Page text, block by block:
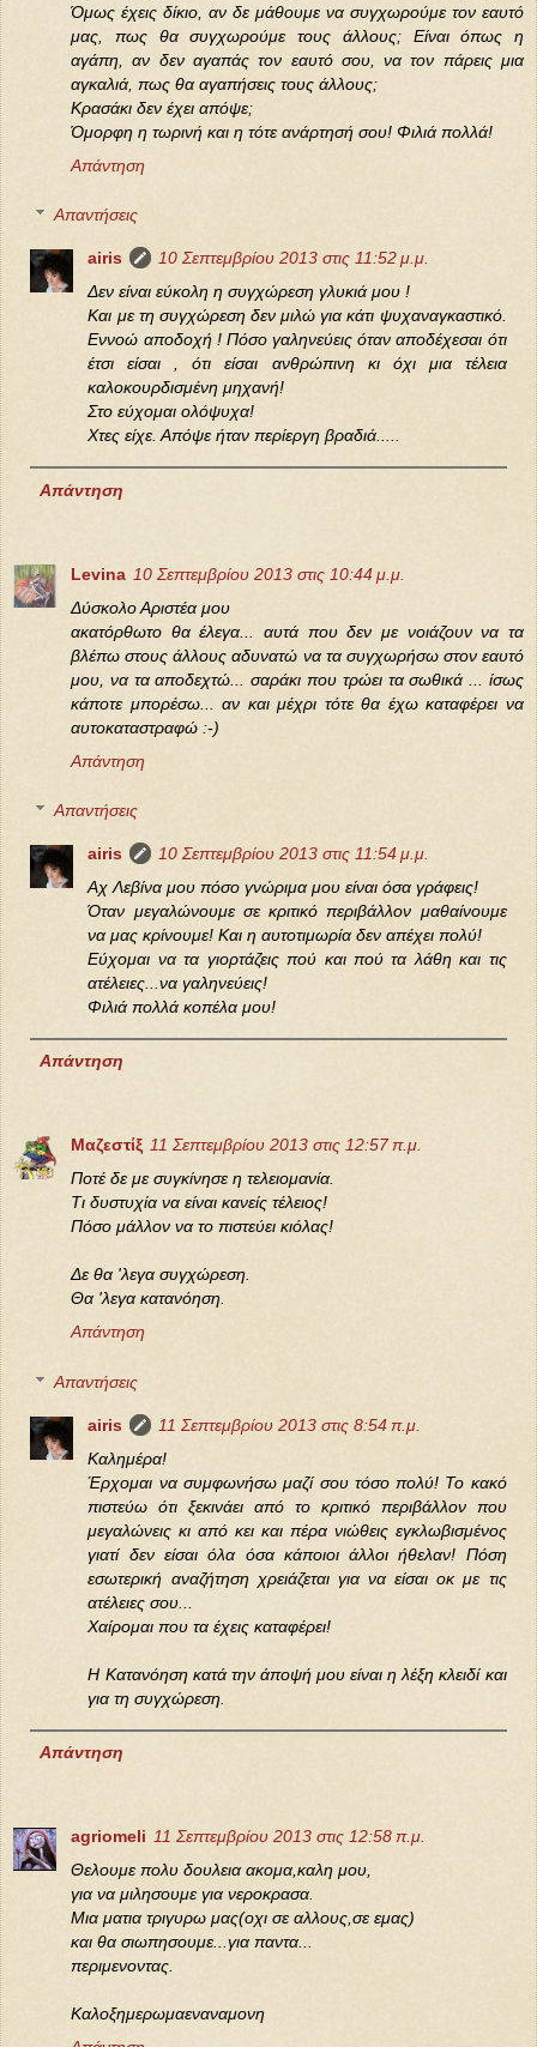
Όμως έχεις δίκιο, αν δε μάθουμε να συγχωρούμε τον εαυτό
μας, πως θα συγχωρούμε τους άλλους; Είναι όπως η
αγάπη, αν δεν αγαπάς τον εαυτό σου, να τον πάρεις μια
αγκαλιά, πως θα αγαπήσεις τους άλλους;
Κρασάκι δεν έχει απόψε;
Όμορφη η τωρινή και η τότε ανάρτησή σου! Φιλιά πολλά!
Απάντηση
Απαντήσεις
airis
10 Σεπτεμβρίου 2013 στις 11:52 μ.μ.
Δεν είναι εύκολη η συγχώρεση γλυκιά μου !
Και με τη συγχώρεση δεν μιλώ για κάτι ψυχαναγκαστικό.
Εννοώ αποδοχή ! Πόσο γαληνεύεις όταν αποδέχεσαι ότι
έτσι είσαι , ότι είσαι ανθρώπινη κι όχι μια τέλεια
καλοκουρδισμένη μηχανή!
Στο εύχομαι ολόψυχα!
Χτες είχε. Απόψε ήταν περίεργη βραδιά.....
Απάντηση
Levina 10 Σεπτεμβρίου 2013 στις 10:44 μ.μ.
Δύσκολο Αριστέα μου
ακατόρθωτο θα έλεγα... αυτά που δεν με νοιάζουν να τα
βλέπω στους άλλους αδυνατώ να τα συγχωρήσω στον εαυτό
μου, να τα αποδεχτώ... σαράκι που τρώει τα σωθικά ... ίσως
κάποτε μπορέσω... αν και μέχρι τότε θα έχω καταφέρει να
αυτοκαταστραφώ :-)
Απάντηση
Απαντήσεις
airis
10 Σεπτεμβρίου 2013 στις 11:54 μ.μ.
Αχ Λεβίνα μου πόσο γνώριμα μου είναι όσα γράφεις!
Όταν μεγαλώνουμε σε κριτικό περιβάλλον μαθαίνουμε
να μας κρίνουμε! Και η αυτοτιμωρία δεν απέχει πολύ!
Εύχομαι να τα γιορτάζεις πού και πού τα λάθη και τις
ατέλειες...να γαληνεύεις!
Φιλιά πολλά κοπέλα μου!
Απάντηση
Μαζεστίξ 11 Σεπτεμβρίου 2013 στις 12:57 π.μ.
Ποτέ δε με συγκίνησε η τελειομανία.
Τι δυστυχία να είναι κανείς τέλειος!
Πόσο μάλλον να το πιστεύει κιόλας!
Δε θα 'λεγα συγχώρεση.
Θα 'λεγα κατανόηση.
Απάντηση
Απαντήσεις
airis
11 Σεπτεμβρίου 2013 στις 8:54 π.μ.
Καλημέρα!
Έρχομαι να συμφωνήσω μαζί σου τόσο πολύ! Το κακό
πιστεύω ότι ξεκινάει από το κριτικό περιβάλλον που
μεγαλώνεις κι από κει και πέρα νιώθεις εγκλωβισμένος
γιατί δεν είσαι όλα όσα κάποιοι άλλοι ήθελαν! Πόση
εσωτερική αναζήτηση χρειάζεται για να είσαι οκ με τις
ατέλειες σου...
Χαίρομαι που τα έχεις καταφέρει!
Η Κατανόηση κατά την άποψή μου είναι η λέξη κλειδί και
για τη συγχώρεση.
Απάντηση
agriomeli 11 Σεπτεμβρίου 2013 στις 12:58 π.μ.
Θελουμε πολυ δουλεια ακομα,καλη μου,
για να μιλησουμε για νεροκρασα.
Μια ματια τριγυρω μας(οχι σε αλλους,σε εμας)
και θα σιωπησουμε...για παντα...
περιμενοντας.
Καλοξημερωμαεναναμονη